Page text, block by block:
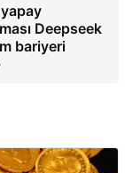
Deepseek
bariyeri